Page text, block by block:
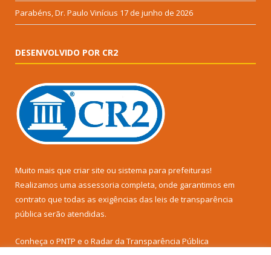
Parabéns, Dr. Paulo Vinícius 17 de junho de 2026
DESENVOLVIDO POR CR2
Muito mais que criar site ou sistema para prefeituras!
Realizamos uma assessoria completa, onde garantimos em
contrato que todas as exigências das leis de transparência
pública serão atendidas.
Conheça o PNTP e o Radar da Transparência Pública